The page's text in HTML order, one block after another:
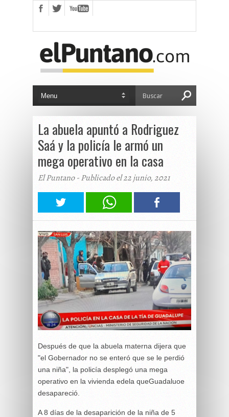
La abuela apuntó a Rodriguez
Saá y la policía le armó un
mega operativo en la casa
El Puntano - Publicado el 22 junio, 2021
Después de que la abuela materna dijera que
"el Gobernador no se enteró que se le perdió
una niña", la policía desplegó una mega
operativo en la vivienda edela queGuadaluoe
desapareció.
A 8 días de la desaparición de la niña de 5